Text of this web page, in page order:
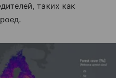
таких как